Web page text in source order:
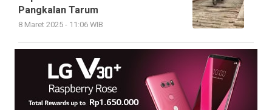
Pangkalan Tarum
8 Maret 2025 - 11:06 WIB